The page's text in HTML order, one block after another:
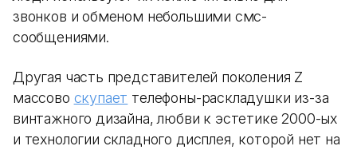
звонков и обменом небольшими смс-
сообщениями.
Другая часть представителей поколения Z
массово скупает телефоны-раскладушки из-за
винтажного дизайна, любви к эстетике 2000-ых
и технологии складного дисплея, которой нет на